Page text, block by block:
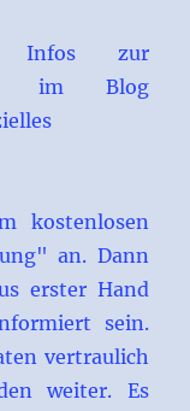
Infos zur
im Blog
kostenlosen
an. Dann
erster Hand
sein.
vertraulich
weiter. Es